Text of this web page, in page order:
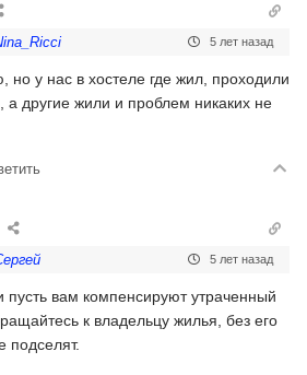
5 лет назад
но у нас в хостеле где жил, проходили
другие жили и проблем никаких не
5 лет назад
пусть вам компенсируют утраченный
к владельцу жилья, без его
подселят.